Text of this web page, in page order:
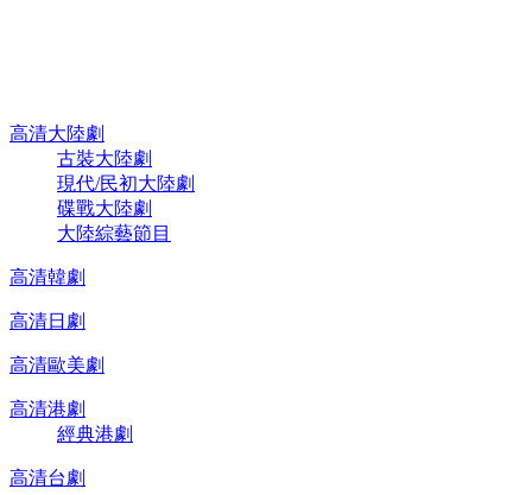
高清大陸劇
古裝大陸劇
現代/民初大陸劇
碟戰大陸劇
大陸綜藝節目
高清韓劇
高清日劇
高清歐美劇
高清港劇
經典港劇
高清台劇